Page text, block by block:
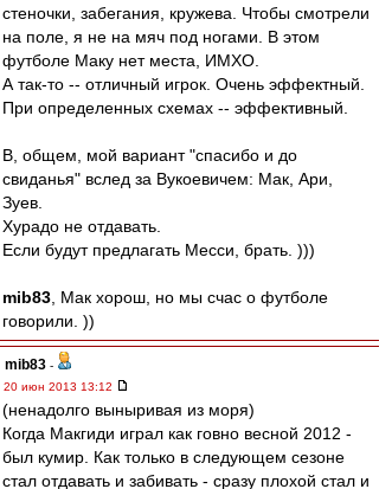
стеночки, забегания, кружева. Чтобы смотрели
на поле, я не на мяч под ногами. В этом
футболе Маку нет места, ИМХО.
А так-то -- отличный игрок. Очень эффектный.
При определенных схемах -- эффективный.
В, общем, мой вариант "спасибо и до
свиданья" вслед за Вукоевичем: Мак, Ари,
Зуев.
Хурадо не отдавать.
Если будут предлагать Месси, брать. )))
mib83 , Мак хорош, но мы счас о футболе
говорили. ))
mib83 -
20 июн 2013 13:12
(ненадолго выныривая из моря)
Когда Макгиди играл как говно весной 2012 -
был кумир. Как только в следующем сезоне
стал отдавать и забивать - сразу плохой стал и